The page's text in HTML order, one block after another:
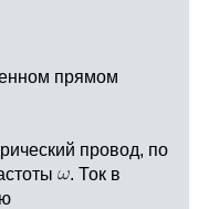
прямом
провод, по
. Ток в